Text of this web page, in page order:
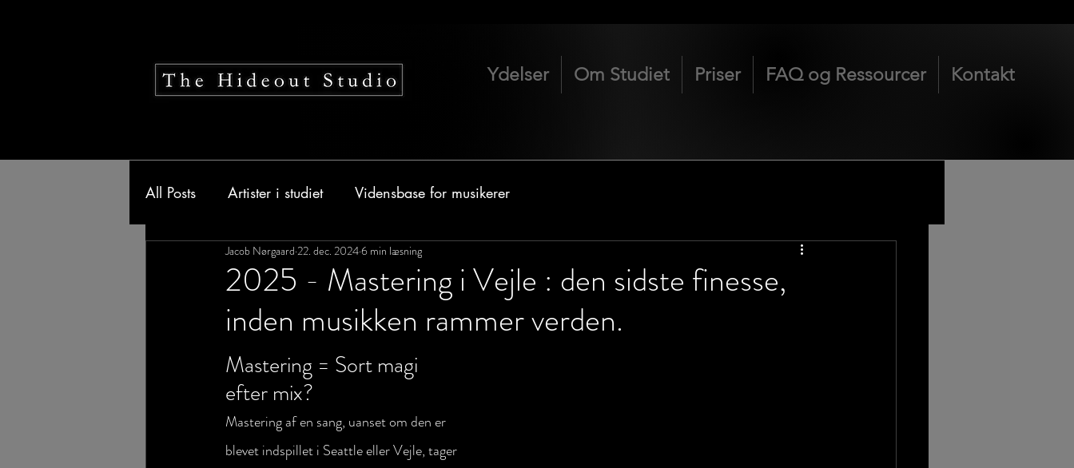
Ydelser Om Studiet Priser FAQ og Ressourcer Kontakt
All Posts Artister i studiet Vidensbase for musikerer
2025 - Mastering i Vejle : den sidste finesse,
inden musikken rammer verden.
Jacob Nørgaard 22. dec. 20246 min læsning
Mastering = Sort magi
efter mix?
Mastering af en sang, uanset om den er
blevet indspillet i Seattle eller Vejle, tager